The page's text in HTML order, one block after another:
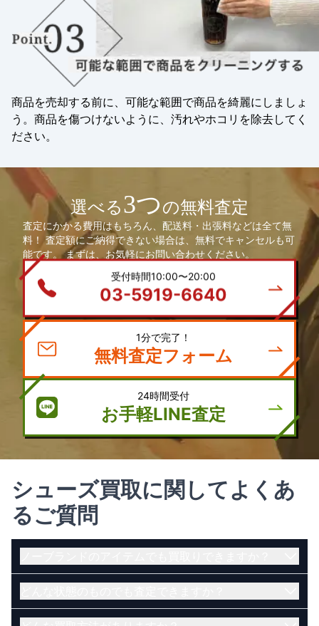
商品を売却する前に、可能な範囲で商品を綺麗にしましょ
う。商品を傷つけないように、汚れやホコリを除去してく
ださい。
選べる3つの無料査定
査定にかかる費用はもちろん、配送料・出張料などは全て無
料！ 査定額にご納得できない場合は、無料でキャンセルも可
能です。 まずは、お気軽にお問い合わせください。
受付時間10:00〜20:00
03-5919-6640
1分で完了！
無料査定フォーム
24時間受付
お手軽LINE査定
シューズ買取に関してよくあ
るご質問
電話で直接相談したい方はこちら（受付時間